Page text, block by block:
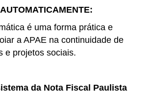
é uma forma prática e
a APAE na continuidade de
e projetos sociais.
da Nota Fiscal Paulista